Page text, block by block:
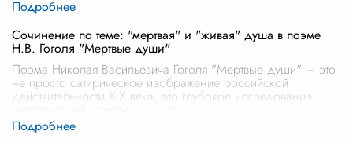
Сочинение по теме: "мертвая" и "живая" душа в поэме
Н.В. Гоголя "Мертвые души"
Поэма Николая Васильевича Гоголя "Мертвые души" – это
не просто сатирическое изображение российской
действительности XIX века, это глубокое исследование